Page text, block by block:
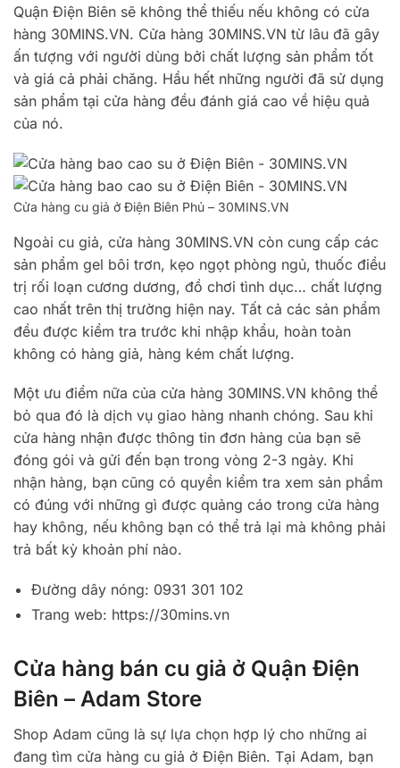
Quận Điện Biên sẽ không thể thiếu nếu không có cửa
hàng 30MINS.VN. Cửa hàng 30MINS.VN từ lâu đã gây
ấn tượng với người dùng bởi chất lượng sản phẩm tốt
và giá cả phải chăng. Hầu hết những người đã sử dụng
sản phẩm tại cửa hàng đều đánh giá cao về hiệu quả
của nó.
Cửa hàng cu giả ở Điện Biên Phủ – 30MINS.VN
Ngoài cu giả, cửa hàng 30MINS.VN còn cung cấp các
sản phẩm gel bôi trơn, kẹo ngọt phòng ngủ, thuốc điều
trị rối loạn cương dương, đồ chơi tình dục… chất lượng
cao nhất trên thị trường hiện nay. Tất cả các sản phẩm
đều được kiểm tra trước khi nhập khẩu, hoàn toàn
không có hàng giả, hàng kém chất lượng.
Một ưu điểm nữa của cửa hàng 30MINS.VN không thể
bỏ qua đó là dịch vụ giao hàng nhanh chóng. Sau khi
cửa hàng nhận được thông tin đơn hàng của bạn sẽ
đóng gói và gửi đến bạn trong vòng 2-3 ngày. Khi
nhận hàng, bạn cũng có quyền kiểm tra xem sản phẩm
có đúng với những gì được quảng cáo trong cửa hàng
hay không, nếu không bạn có thể trả lại mà không phải
trả bất kỳ khoản phí nào.
Đường dây nóng: 0931 301 102
Trang web: https://30mins.vn
Cửa hàng bán cu giả ở Quận Điện
Biên – Adam Store
Shop Adam cũng là sự lựa chọn hợp lý cho những ai
đang tìm cửa hàng cu giả ở Điện Biên. Tại Adam, bạn